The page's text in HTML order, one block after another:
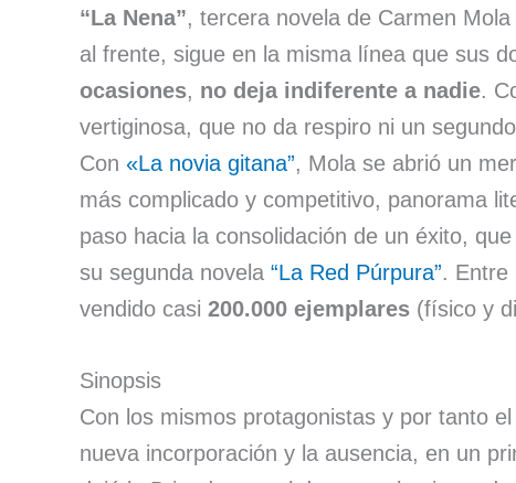
“La Nena”, tercera novela de Carmen
al frente, sigue en la misma línea que sus
ocasiones, no deja indiferente a nadie.
vertiginosa, que no da respiro ni un
Con «La novia gitana”, Mola se abrió un
más complicado y competitivo, panorama
paso hacia la consolidación de un éxito,
su segunda novela “La Red Púrpura”. Entre
vendido casi 200.000 ejemplares (físico y
Sinopsis
Con los mismos protagonistas y por tanto
nueva incorporación y la ausencia, en un